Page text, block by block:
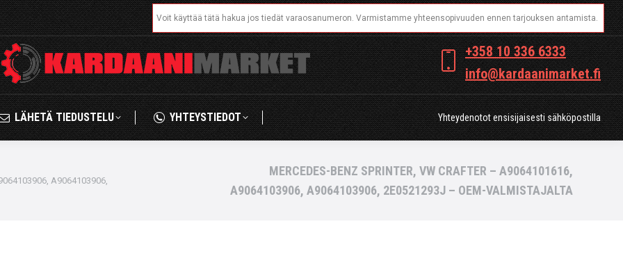
+358 10 336 6333
info@kardaanimarket.fi
LÄHETÄ TIEDUSTELU YHTEYSTIEDOT Yhteydenotot ensisijaisesti sähköpostilla
A9064103906,
MERCEDES-BENZ SPRINTER, VW CRAFTER – A9064101616,
A9064103906, A9064103906, 2E0521293J – OEM-VALMISTAJALTA
LÄHETÄ TIEDUSTELU YHTEYSTIEDOT Yhteydenotot ensisijaisesti sähköpostilla